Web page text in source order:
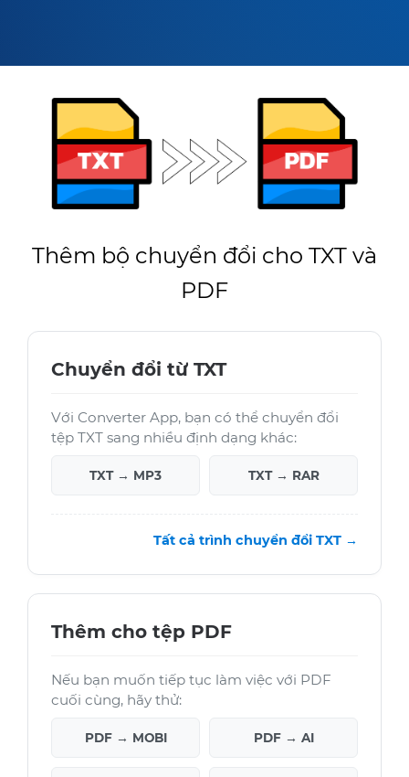
Thêm bộ chuyển đổi cho TXT và
PDF
Chuyển đổi từ TXT
Với Converter App, bạn có thể chuyển đổi
tệp TXT sang nhiều định dạng khác:
TXT → MP3 TXT → RAR
Tất cả trình chuyển đổi TXT →
Thêm cho tệp PDF
Nếu bạn muốn tiếp tục làm việc với PDF
cuối cùng, hãy thử:
PDF → MOBI PDF → AI